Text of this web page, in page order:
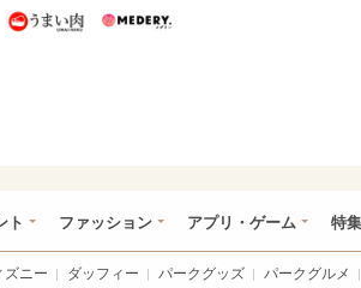
うまいパン うまい肉
ト ファッション アプリ・ゲーム 特
ズニー ダッフィー パークグッズ パークグルメ